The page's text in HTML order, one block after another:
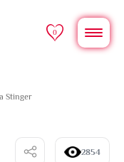
0
Stinger
2854